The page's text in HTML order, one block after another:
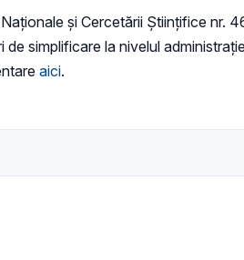
şi Cercetării Ştiinţifice
de simplificare la nivelul
aici.